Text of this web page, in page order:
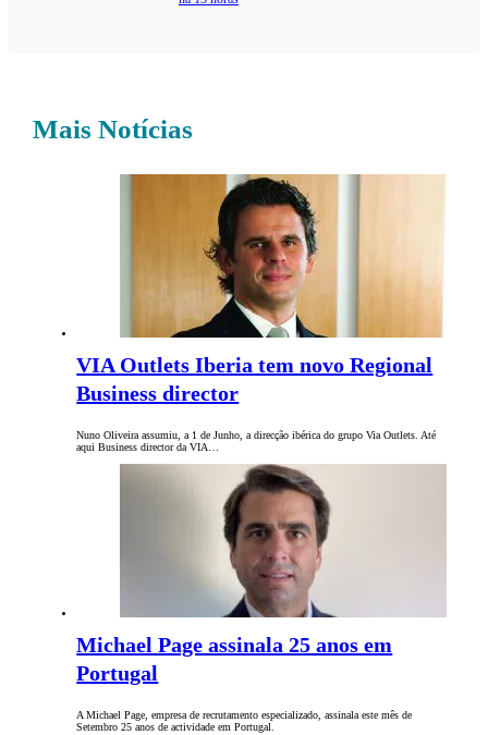
Mais Notícias
VIA Outlets Iberia tem novo Regional
Business director
Nuno Oliveira assumiu, a 1 de Junho, a direcção ibérica do grupo Via Outlets. Até
aqui Business director da VIA…
Michael Page assinala 25 anos em
Portugal
A Michael Page, empresa de recrutamento especializado, assinala este mês de
Setembro 25 anos de actividade em Portugal.